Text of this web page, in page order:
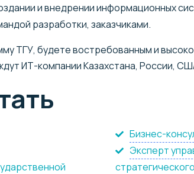
и внедрении информационных
разработки, заказчиками.
ТГУ, будете востребованным и
ИТ-компании Казахстана, России,
Бизнес-
Эксперт